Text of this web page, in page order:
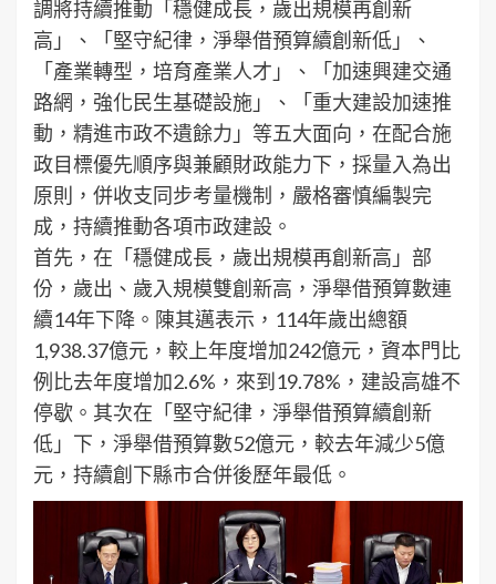
調將持續推動「穩健成長，歲出規模再創新
高」、「堅守紀律，淨舉借預算續創新低」、
「產業轉型，培育產業人才」、「加速興建交通
路網，強化民生基礎設施」、「重大建設加速推
動，精進市政不遺餘力」等五大面向，在配合施
政目標優先順序與兼顧財政能力下，採量入為出
原則，併收支同步考量機制，嚴格審慎編製完
成，持續推動各項市政建設。
首先，在「穩健成長，歲出規模再創新高」部
份，歲出、歲入規模雙創新高，淨舉借預算數連
續14年下降。陳其邁表示，114年歲出總額
1,938.37億元，較上年度增加242億元，資本門比
例比去年度增加2.6%，來到19.78%，建設高雄不
停歇。其次在「堅守紀律，淨舉借預算續創新
低」下，淨舉借預算數52億元，較去年減少5億
元，持續創下縣市合併後歷年最低。